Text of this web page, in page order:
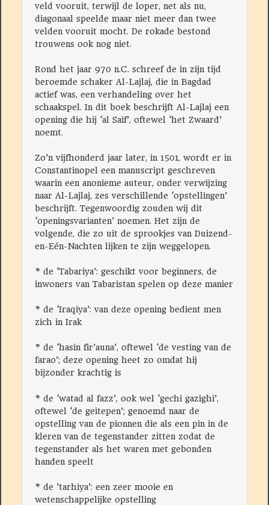
veld vooruit, terwijl de loper, net als nu,
diagonaal speelde maar niet meer dan twee
velden vooruit mocht. De rokade bestond
trouwens ook nog niet.
Rond het jaar 970 n.C. schreef de in zijn tijd
beroemde schaker Al-Lajlaj, die in Bagdad
actief was, een verhandeling over het
schaakspel. In dit boek beschrijft Al-Lajlaj een
opening die hij ‘al Saif’, oftewel ‘het Zwaard’
noemt.
Zo’n vijfhonderd jaar later, in 1501, wordt er in
Constantinopel een manuscript geschreven
waarin een anonieme auteur, onder verwijzing
naar Al-Lajlaj, zes verschillende ‘opstellingen’
beschrijft. Tegenwoordig zouden wij dit
‘openingsvarianten’ noemen. Het zijn de
volgende, die zo uit de sprookjes van Duizend-
en-Eén-Nachten lijken te zijn weggelopen.
* de ‘Tabariya’: geschikt voor beginners, de
inwoners van Tabaristan spelen op deze manier
* de ‘Iraqiya’: van deze opening bedient men
zich in Irak
* de ‘hasin fir’auna’, oftewel ‘de vesting van de
farao’; deze opening heet zo omdat hij
bijzonder krachtig is
* de ‘watad al fazz’, ook wel ‘gechi gazighi’,
oftewel ‘de geitepen’; genoemd naar de
opstelling van de pionnen die als een pin in de
kleren van de tegenstander zitten zodat de
tegenstander als het waren met gebonden
handen speelt
* de ’tarhiya’: een zeer mooie en
wetenschappelijke opstelling